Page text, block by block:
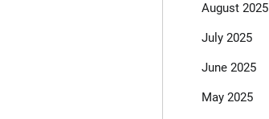
August 2025
July 2025
June 2025
May 2025